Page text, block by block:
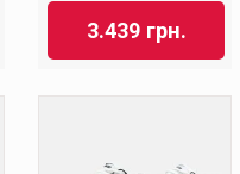
3.439 грн.